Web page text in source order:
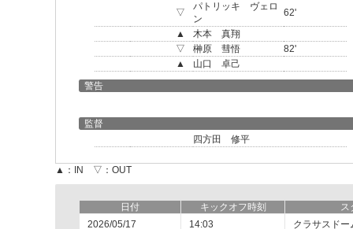
▽
パトリッキ ヴェロ
ン
62'
▲
木本 真翔
▽
榊原 彗悟
82'
▲
山口 卓己
警告
監督
四方田 修平
▲：IN ▽：OUT
日付 キックオフ時刻
ス
2026/05/17
14:03 クラサスドー